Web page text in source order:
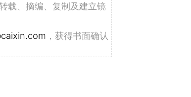
载、摘编、复制及建立镜
，获得书面确认